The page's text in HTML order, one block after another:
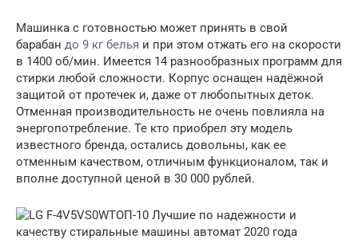
Машинка с готовностью может принять в свой
барабан до 9 кг белья и при этом отжать его на скорости
в 1400 об/мин. Имеется 14 разнообразных программ для
стирки любой сложности. Корпус оснащен надёжной
защитой от протечек и, даже от любопытных деток.
Отменная производительность не очень повлияла на
энергопотребление. Те кто приобрел эту модель
известного бренда, остались довольны, как ее
отменным качеством, отличным функционалом, так и
вполне доступной ценой в 30 000 рублей.
ТОП-10 Лучшие по надежности и
качеству стиральные машины автомат 2020 года